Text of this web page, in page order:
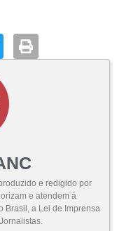
e redigido por
e atendem à
Brasil, a Lei de Imprensa